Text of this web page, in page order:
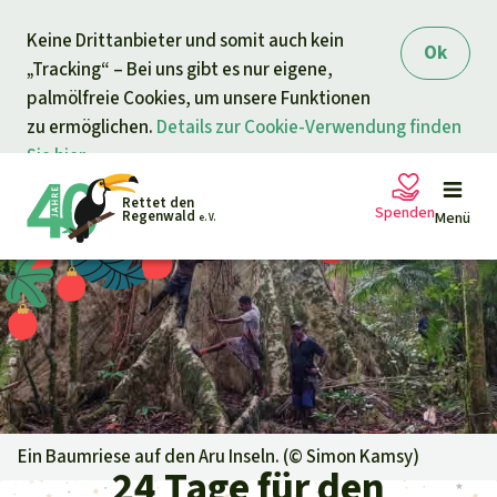
Ok
Keine Drittanbieter und somit auch kein
„Tracking“ – Bei uns gibt es nur eigene,
palmölfreie Cookies, um unsere Funktionen
zu ermöglichen. Details zur Cookie-Verwendung finden
Sie hier.
springen
Rettet den
Regenwald e. V. Menü
Petitionen
Projekte
Informieren
Spenden
Ihre Spende hilft
Allgemeine Spende
Dringender Spendenaufruf
Ein Baumriese auf den Aru Inseln. (©Simon Kamsy)